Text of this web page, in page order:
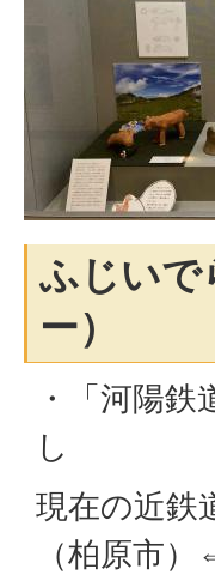
ふじいで
ー）
・「河陽
し
現在の近鉄
（柏原市